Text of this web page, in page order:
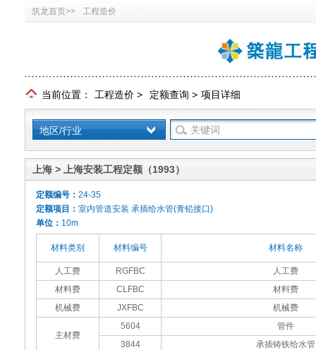
筑龙首页>> 工程造价
当前位置： 工程造价 > 定额查询 > 项目详细
地区/行业
上海 > 上海安装工程定额（1993）
定额编号： 24-35
定额项目： 室内管道安装 承插给水管(青铅接口)
单位： 10m
材料类别 材料编号 材料名称
人工费 RGFBC
人工费
材料费
CLFBC
材料费
机械费
JXFBC 机械费
主材费
5604
管件
3844
承插铸铁给水管